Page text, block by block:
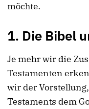
möchte.
1. Die Bibel
Je mehr wir die
Testamenten
wir der
Testaments dem